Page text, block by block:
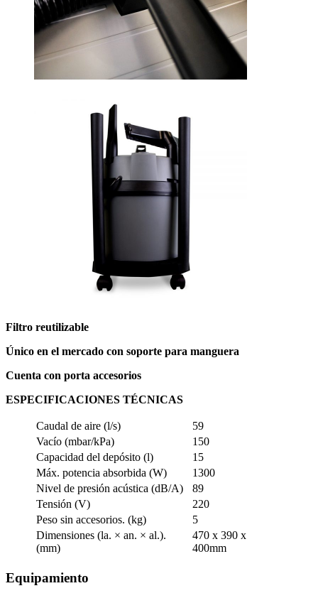
Filtro reutilizable
Único en el mercado con soporte para manguera
Cuenta con porta accesorios
ESPECIFICACIONES TÉCNICAS
Caudal de aire (l/s)
59
Vacío (mbar/kPa)
150
Capacidad del depósito (l)
15
Máx. potencia absorbida (W)
1300
Nivel de presión acústica (dB/A)
89
Tensión (V)
220
Peso sin accesorios. (kg)
5
Dimensiones (la. × an. × al.).
(mm)
470 x 390 x
400mm
Equipamiento